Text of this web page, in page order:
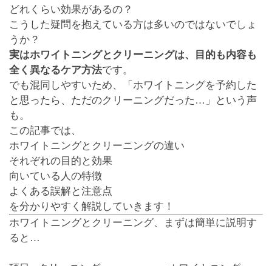
どれくらい効果があるの？
こうした疑問を抱えている方は多いのではないでしょ
うか？
実はホワイトニングとクリーニングは、目的も内容も
全く異なるケア方法です。
でも混同しやすいため、「ホワイトニングを予約した
と思ったら、ただのクリーニングだった…」という声
も。
この記事では、
ホワイトニングとクリーニングの違い
それぞれの目的と効果
向いている人の特徴
よくある誤解と注意点
を分かりやすく解説していきます！
ホワイトニングとクリーニング、まずは簡単に説明す
ると…